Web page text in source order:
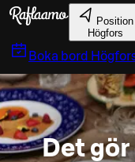
Gå till huvudinnehållet
Position
Högfors
Boka bord
Det